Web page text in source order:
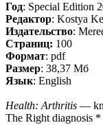
Год: Special Edition
Редактор: Kostya
Издательство:
Cтраниц: 100
Формат: pdf
Размер: 38,37 Мб
Язык: English
Health: Arthritis —
The Right diagnosis *